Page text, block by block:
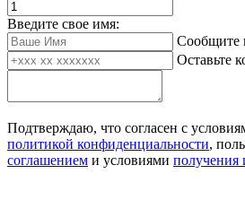
Введите свое имя:
Сообщите
Оставьте
Подтверждаю, что согласен с
политикой конфиденциальности,
соглашением и условиями получения